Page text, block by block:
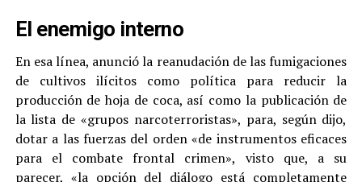
El enemigo interno
En esa línea, anunció la reanudación de las fumigaciones
de cultivos ilícitos como política para reducir la
producción de hoja de coca, así como la publicación de
la lista de «grupos narcoterroristas», para, según dijo,
dotar a las fuerzas del orden «de instrumentos eficaces
para el combate frontal crimen», visto que, a su
parecer, «la opción del diálogo está completamente